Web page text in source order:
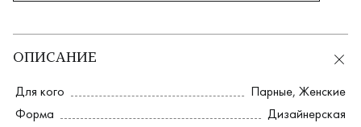
ОПИСАНИЕ
Для кого Парные, Женские
Форма
Дизайнерская